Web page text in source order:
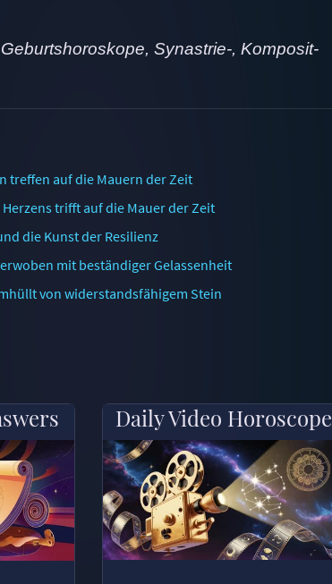
Synastrie-, Komposit-
treffen auf die Mauern der Zeit
trifft auf die Mauer der Zeit
die Kunst der Resilienz
mit beständiger Gelassenheit
von widerstandsfähigem Stein
Daily Video Horoscope